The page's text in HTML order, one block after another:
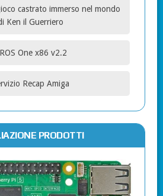
castrato immerso nel mondo
Ken il Guerriero
One x86 v2.2
Recap Amiga
PRODOTTI